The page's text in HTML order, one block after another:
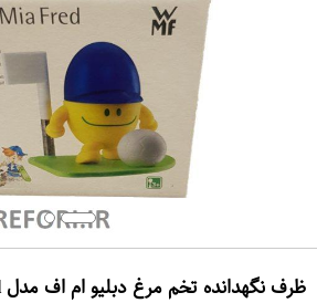
ظرف نگهدانده تخم مرغ دبلیو ام اف مدل Willy Mia Fred